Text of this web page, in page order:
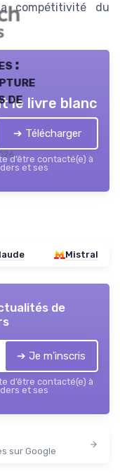
compétitivité du
:
de
le livre blanc
➔ Télécharger
d’être contacté(e) à
et ses
Mistral
de
➔ Je m'inscris
d’être contacté(e) à
et ses
sur Google